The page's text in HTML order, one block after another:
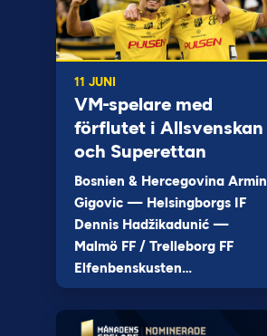
11 JUNI
VM-spelare med
förflutet i Allsvenskan
och Superettan
Bosnien & Hercegovina Armin
Gigovic — Helsingborgs IF
Dennis Hadžikadunić —
Malmö FF / Trelleborg FF
Elfenbenskusten…